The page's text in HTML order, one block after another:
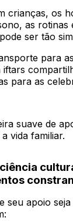
crianças, os
as rotinas
ser tão
para
iftars
para as
suave de
vida familiar.
seu apoio